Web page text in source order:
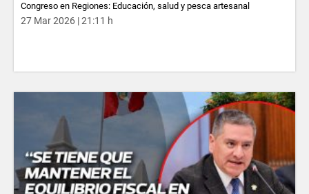
Congreso en Regiones: Educación, salud y pesca artesanal
27 Mar 2026 | 21:11 h